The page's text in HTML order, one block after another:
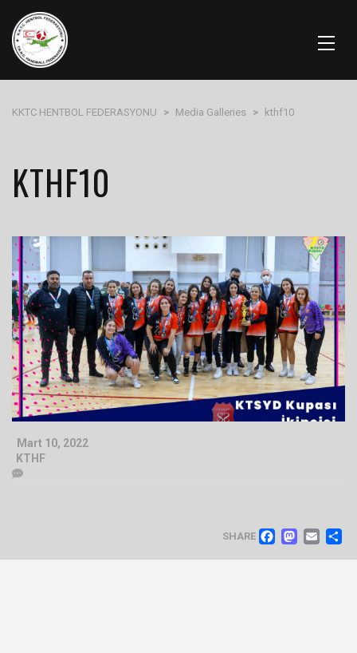
KKTC HENTBOL FEDERASYONU > Media Galleries > kthf10
KTHF10
Mart 10, 2022
KTHF
SHARE